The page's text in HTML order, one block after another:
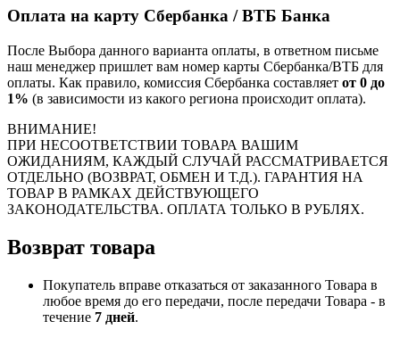
Оплата на карту Сбербанка / ВТБ Банка
После Выбора данного варианта оплаты, в ответном письме
наш менеджер пришлет вам номер карты Сбербанка/ВТБ для
оплаты. Как правило, комиссия Сбербанка составляет от 0 до
1% (в зависимости из какого региона происходит оплата).
ВНИМАНИЕ!
ПРИ НЕСООТВЕТСТВИИ ТОВАРА ВАШИМ
ОЖИДАНИЯМ, КАЖДЫЙ СЛУЧАЙ РАССМАТРИВАЕТСЯ
ОТДЕЛЬНО (ВОЗВРАТ, ОБМЕН И Т.Д.). ГАРАНТИЯ НА
ТОВАР В РАМКАХ ДЕЙСТВУЮЩЕГО
ЗАКОНОДАТЕЛЬСТВА. ОПЛАТА ТОЛЬКО В РУБЛЯХ.
Возврат товара
Покупатель вправе отказаться от заказанного Товара в
любое время до его передачи, после передачи Товара - в
течение 7 дней.